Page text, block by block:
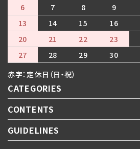
6
7 8 9
13
14 15 16
20
21 22 23
27
28 29
30
赤字：定休日（日・祝）
CATEGORIES
CONTENTS
GUIDELINES